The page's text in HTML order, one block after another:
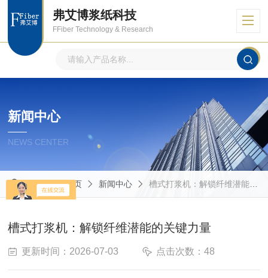
弗艾博浆纸科技
FFiber Technology & Research
新闻中心
NEWS CENTER
当前位置：首页 新闻中心 槽式打浆机：解锁纤维潜能的关键力量
槽式打浆机：解锁纤维潜能的关键力量
更新时间：2026-07-03 点击次数：48